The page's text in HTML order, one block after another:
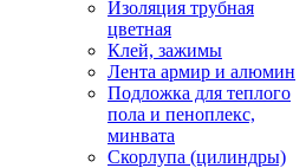
Изоляция трубная
цветная
Клей, зажимы
Лента армир и алюмин
Подложка для теплого
пола и пеноплекс,
минвата
Скорлупа (цилиндры)